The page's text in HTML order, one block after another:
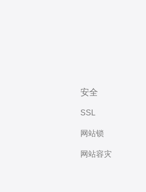
安全
SSL
网站锁
网站容灾